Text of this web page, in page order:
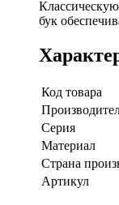
бук
Код товара
Серия
Материал
Страна
Артикул